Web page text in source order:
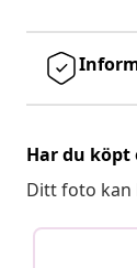
Har du köpt
Ditt foto kan